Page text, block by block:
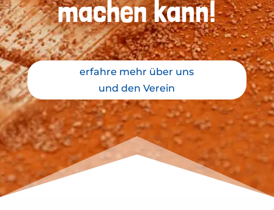
machen kann!
erfahre mehr über uns
und den Verein